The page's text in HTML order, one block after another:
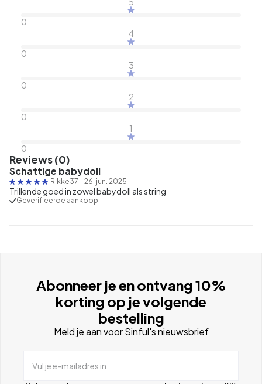
0
4
0
3
0
2
0
1
0
Reviews (0)
Schattige babydoll
Rikke37 - 26. jun. 2025
Trillende goed in zowel babydoll als string
Geverifieerde aankoop
Abonneer je en ontvang 10%
korting op je volgende
bestelling
Meld je aan voor Sinful's nieuwsbrief
Vul je e-mailadres in